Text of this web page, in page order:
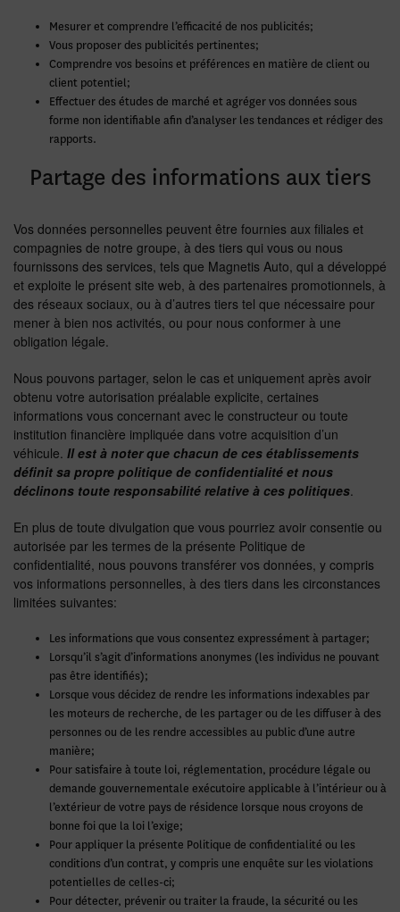
Mesurer et comprendre l’efficacité de nos publicités;
Vous proposer des publicités pertinentes;
Comprendre vos besoins et préférences en matière de client ou
client potentiel;
Effectuer des études de marché et agréger vos données sous
forme non identifiable afin d’analyser les tendances et rédiger des
rapports.
Partage des informations aux tiers
Vos données personnelles peuvent être fournies aux filiales et
compagnies de notre groupe, à des tiers qui vous ou nous
fournissons des services, tels que Magnetis Auto, qui a développé
et exploite le présent site web, à des partenaires promotionnels, à
des réseaux sociaux, ou à d’autres tiers tel que nécessaire pour
mener à bien nos activités, ou pour nous conformer à une
obligation légale.
Nous pouvons partager, selon le cas et uniquement après avoir
obtenu votre autorisation préalable explicite, certaines
informations vous concernant avec le constructeur ou toute
institution financière impliquée dans votre acquisition d’un
véhicule. Il est à noter que chacun de ces établissements
définit sa propre politique de confidentialité et nous
déclinons toute responsabilité relative à ces politiques.
En plus de toute divulgation que vous pourriez avoir consentie ou
autorisée par les termes de la présente Politique de
confidentialité, nous pouvons transférer vos données, y compris
vos informations personnelles, à des tiers dans les circonstances
limitées suivantes:
Les informations que vous consentez expressément à partager;
Lorsqu’il s’agit d’informations anonymes (les individus ne pouvant
pas être identifiés);
Lorsque vous décidez de rendre les informations indexables par
les moteurs de recherche, de les partager ou de les diffuser à des
personnes ou de les rendre accessibles au public d’une autre
manière;
Pour satisfaire à toute loi, réglementation, procédure légale ou
demande gouvernementale exécutoire applicable à l’intérieur ou à
l’extérieur de votre pays de résidence lorsque nous croyons de
bonne foi que la loi l’exige;
Pour appliquer la présente Politique de confidentialité ou les
conditions d’un contrat, y compris une enquête sur les violations
potentielles de celles-ci;
Pour détecter, prévenir ou traiter la fraude, la sécurité ou les